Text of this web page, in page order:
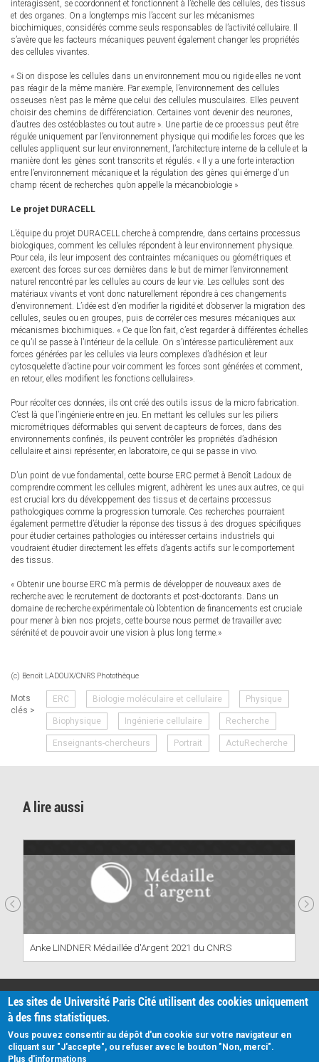
interagissent, se coordonnent et fonctionnent à l’échelle des cellules, des tissus
et des organes. On a longtemps mis l’accent sur les mécanismes
biochimiques, considérés comme seuls responsables de l’activité cellulaire. Il
s’avère que les facteurs mécaniques peuvent également changer les propriétés
des cellules vivantes.
« Si on dispose les cellules dans un environnement mou ou rigide elles ne vont
pas réagir de la même manière. Par exemple, l’environnement des cellules
osseuses n’est pas le même que celui des cellules musculaires. Elles peuvent
choisir des chemins de différenciation. Certaines vont devenir des neurones,
d’autres des ostéoblastes ou tout autre ». Une partie de ce processus peut être
régulée uniquement par l’environnement physique qui modifie les forces que les
cellules appliquent sur leur environnement, l’architecture interne de la cellule et la
manière dont les gènes sont transcrits et régulés. « Il y a une forte interaction
entre l’environnement mécanique et la régulation des gènes qui émerge d’un
champ récent de recherches qu’on appelle la mécanobiologie »
Le projet DURACELL
L’équipe du projet DURACELL cherche à comprendre, dans certains processus
biologiques, comment les cellules répondent à leur environnement physique.
Pour cela, ils leur imposent des contraintes mécaniques ou géométriques et
exercent des forces sur ces dernières dans le but de mimer l’environnement
naturel rencontré par les cellules au cours de leur vie. Les cellules sont des
matériaux vivants et vont donc naturellement répondre à ces changements
d’environnement. L’idée est d’en modifier la rigidité et d’observer la migration des
cellules, seules ou en groupes, puis de corréler ces mesures mécaniques aux
mécanismes biochimiques. « Ce que l’on fait, c’est regarder à différentes échelles
ce qu’il se passe à l’intérieur de la cellule. On s’intéresse particulièrement aux
forces générées par les cellules via leurs complexes d’adhésion et leur
cytosquelette d’actine pour voir comment les forces sont générées et comment,
en retour, elles modifient les fonctions cellulaires».
Pour récolter ces données, ils ont créé des outils issus de la micro fabrication.
C’est là que l’ingénierie entre en jeu. En mettant les cellules sur les piliers
micrométriques déformables qui servent de capteurs de forces, dans des
environnements confinés, ils peuvent contrôler les propriétés d’adhésion
cellulaire et ainsi représenter, en laboratoire, ce qui se passe in vivo.
D’un point de vue fondamental, cette bourse ERC permet à Benoît Ladoux de
comprendre comment les cellules migrent, adhèrent les unes aux autres, ce qui
est crucial lors du développement des tissus et de certains processus
pathologiques comme la progression tumorale. Ces recherches pourraient
également permettre d’étudier la réponse des tissus à des drogues spécifiques
pour étudier certaines pathologies ou intéresser certains industriels qui
voudraient étudier directement les effets d’agents actifs sur le comportement
des tissus.
« Obtenir une bourse ERC m’a permis de développer de nouveaux axes de
recherche avec le recrutement de doctorants et post-doctorants. Dans un
domaine de recherche expérimentale où l’obtention de financements est cruciale
pour mener à bien nos projets, cette bourse nous permet de travailler avec
sérénité et de pouvoir avoir une vision à plus long terme.»
(c) Benoît LADOUX/CNRS Photothèque
Mots
clés >
ERC Biologie moléculaire et cellulaire Physique
Biophysique Ingénierie cellulaire Recherche
Enseignants-chercheurs Portrait ActuRecherche
A lire aussi
Anke LINDNER Médaillée d'Argent 2021 du CNRS
PRATIQUE
Plan d'accès
Intranet
Mentions légales
Données personnelles
Les sites de Université Paris Cité utilisent des cookies uniquement
à des fins statistiques.
Vous pouvez consentir au dépôt d'un cookie sur votre navigateur en
cliquant sur "J'accepte", ou refuser avec le bouton "Non, merci".
Plus d'informations